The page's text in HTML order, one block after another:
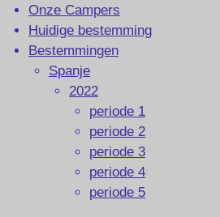
Onze Campers
Huidige bestemming
Bestemmingen
Spanje
2022
periode 1
periode 2
periode 3
periode 4
periode 5